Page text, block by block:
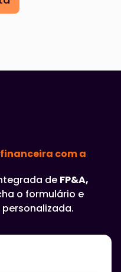
com a
de FP&A,
o formulário e